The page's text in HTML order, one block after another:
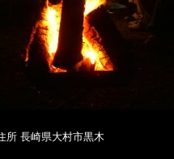
所 長崎県大村市黒木